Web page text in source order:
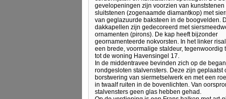
gevelopeningen zijn voorzien van kunststenen
sluitstenen (zogenaamde diamantkop) met
van geglazuurde baksteen in de boogvelden.
dakkapellen zijn gedecoreerd met
ornamenten (pirons). De kap heeft bijzonder
geornamenteerde nokvorsten. In het linker
een brede, voormalige staldeur, tegenwoordig
tot de woning Havensingel 17.
In de middentravee bevinden zich op de
rondgesloten stalvensters. Deze zijn geplaatst
borstwering van siermetselwerk en met een
in twaalf ruiten in de bovenlichten. Van
stalvensters geen glas hebben gehad.